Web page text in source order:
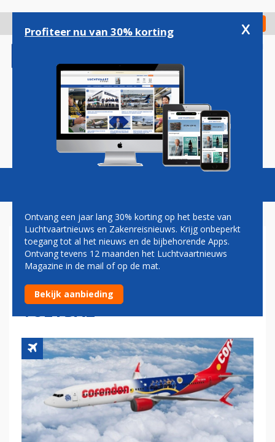
gaan
Check in
Magazine Podcasts Vacatures
CORENDON BOEING 737 MAX
GELAND OP CURAÇAO VOOR
LUCHTBRUG NAAR WK
VOETBAL
Profiteer nu van 30% korting x
Ontvang een jaar lang 30% korting op het beste van
Luchtvaartnieuws en Zakenreisnieuws. Krijg onbeperkt
toegang tot al het nieuws en de bijbehorende Apps.
Ontvang tevens 12 maanden het Luchtvaartnieuws
Magazine in de mail of op de mat.
Bekijk aanbieding